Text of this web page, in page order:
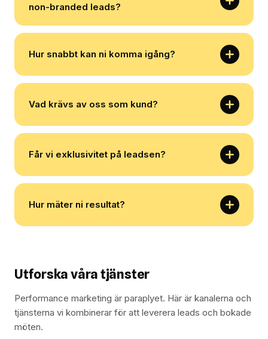
non-branded leads?
Hur snabbt kan ni komma igång?
Vad krävs av oss som kund?
Får vi exklusivitet på leadsen?
Hur mäter ni resultat?
Utforska våra tjänster
Performance marketing är paraplyet. Här är kanalerna och
tjänsterna vi kombinerar för att leverera leads och bokade
möten.